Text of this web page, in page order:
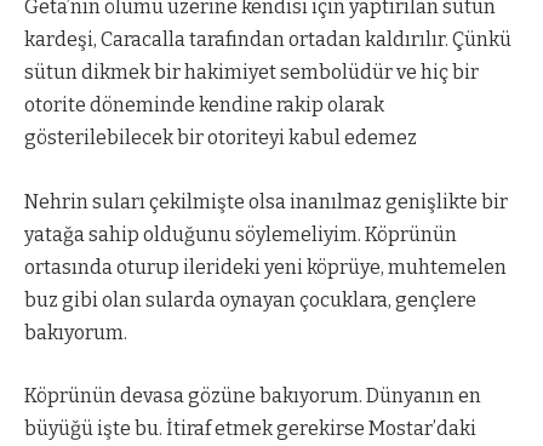
Geta’nın ölümü üzerine kendisi için yaptırılan sütun
kardeşi, Caracalla tarafından ortadan kaldırılır. Çünkü
sütun dikmek bir hakimiyet sembolüdür ve hiç bir
otorite döneminde kendine rakip olarak
gösterilebilecek bir otoriteyi kabul edemez
Nehrin suları çekilmişte olsa inanılmaz genişlikte bir
yatağa sahip olduğunu söylemeliyim. Köprünün
ortasında oturup ilerideki yeni köprüye, muhtemelen
buz gibi olan sularda oynayan çocuklara, gençlere
bakıyorum.
Köprünün devasa gözüne bakıyorum. Dünyanın en
büyüğü işte bu. İtiraf etmek gerekirse Mostar’daki